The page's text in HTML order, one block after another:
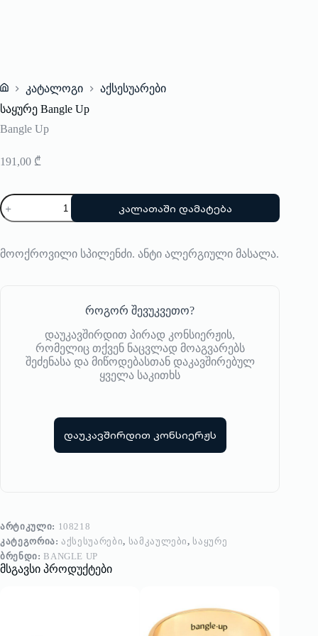
Home
კატალოგი
აქსესუარები
საყურე Bangle Up
Bangle Up
191,00 ₾
რაოდენობა:
საყურე
Bangle
კალათაში დამატება
მოოქროვილი სპილენძი. ანტი ალერგიული მასალა.
როგორ შევუკვეთო?
დაუკავშირდით პირად კონსიერჟის,
რომელიც თქვენ ნაცვლად მოაგვარებს
შეძენასა და მიწოდებასთან დაკავშირებულ
ყველა საკითხს
დაუკავშირდით კონსიერჟს
ᲐᲠᲢᲘᲙᲣᲚᲘ: 108218
ᲙᲐᲢᲔᲒᲝᲠᲘᲐ:ᲐᲥᲡᲔᲡᲣᲐᲠᲔᲑᲘ, ᲡᲐᲛᲙᲐᲣᲚᲔᲑᲘ, ᲡᲐᲧᲣᲠᲔ
ᲑᲠᲔᲜᲓᲘ: BANGLE UP
მსგავსი პროდუქტები